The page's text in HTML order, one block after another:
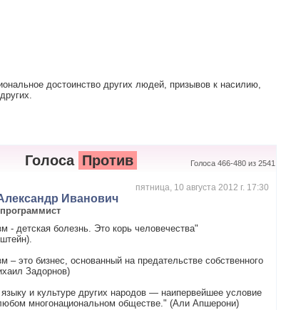
достоинство других людей, призывов к насилию,
Голоса Против Голоса 466-480 из 2541
пятница, 10 августа 2012 г. 17:30
Иванович
программист
- детская болезнь. Это корь человечества"
– это бизнес, основанный на предательстве собственного
Задорнов)
и культуре других народов — наипервейшее условие
многонациональном обществе." (Али Апшерони)